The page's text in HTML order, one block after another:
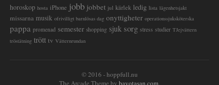
horoskop hosta iPhone jobb jobbet jul kärlek ledig lista lägenhetsjakt
missarna musik ofrivilligt barnlösas dag onyttigheter operationssjuksköterska
pappa promenad semester shopping sjuk sorg stress studier TJejvättern
tröstätning trött tv Vätternrundan
© 2016 - hoppfull.nu
The Arcade Theme by bavotasan.com.